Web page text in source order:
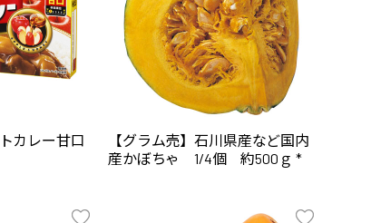
カレー甘口
【グラム売】石川県産など国内
産かぼちゃ 1/4個 約500ｇ *